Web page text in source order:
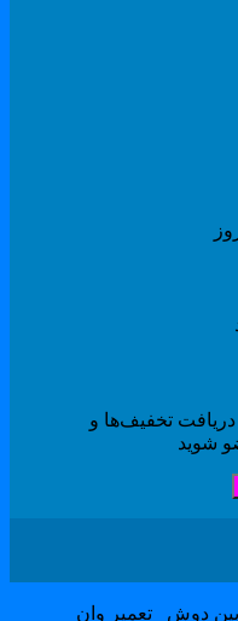
تخفیف‌ها و
شوید
دوش _تعمیر وان _